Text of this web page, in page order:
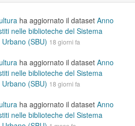
ha aggiornato il dataset Anno
nelle biblioteche del Sistema
(SBU) 18 giorni fa
ha aggiornato il dataset Anno
nelle biblioteche del Sistema
(SBU) 18 giorni fa
ha aggiornato il dataset Anno
nelle biblioteche del Sistema